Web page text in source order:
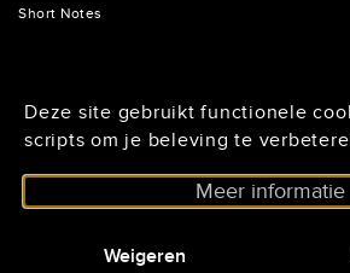
Deze site gebruikt functionele
scripts om je beleving te
Meer informatie
Weigeren
Short Notes
1075 HH Amsterdam
020 - 6234296
Nieuwsbrief@auteursbond.nl